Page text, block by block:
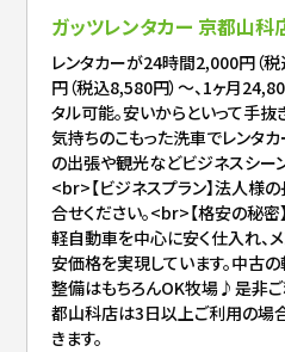
ガッツレンタカー 京都山科
レンタカーが24時間2,000円（
円（税込8,580円）～、1ヶ月
タル可能。安いからといって手
気持ちのこもった洗車でレンタ
の出張や観光などビジネスシー
<br>【ビジネスプラン】法人様
合せください。<br>【格安の秘
軽自動車を中心に安く仕入れ、
安価格を実現しています。中古
整備はもちろんOK牧場♪是非
都山科店は3日以上ご利用の場
きます。